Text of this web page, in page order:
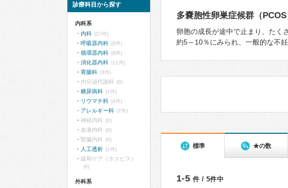
多嚢胞性卵巣症候群（
卵胞の成⻑が途中で止まり、たく
約5～10％にみられ、一般的な不
標準 ★の数
1-5 件 / 5件中
診療科目から探す
内科系
内科 (27件)
呼吸器内科 (6件)
循環器内科 (8件)
消化器内科 (11件)
胃腸科 (3件)
内分泌代謝科 (0)
糖尿病科 (1件)
リウマチ科 (4件)
アレルギー科 (7件)
神経内科 (0)
血液内科 (0)
腎臓内科 (0)
人工透析 (1件)
緩和ケア（ホスピス）
(0)
外科系